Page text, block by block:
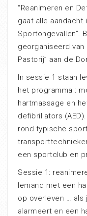
“Reanimeren en
gaat alle aandacht
Sportongevallen”.
georganiseerd van
Pastorij” aan de
In sessie 1 staan
het programma :
hartmassage en
defibrillators
rond typische
een sportclub en
Sessie 1:
Iemand met een
op overleven … als
alarmeert en een